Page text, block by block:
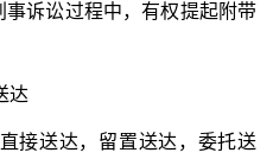
诉讼过程中，有权提起附带
达
接送达，留置送达，委托送